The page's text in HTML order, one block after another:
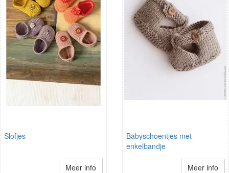
Slofjes
Meer info
Babyschoentjes met
enkelbandje
Meer info